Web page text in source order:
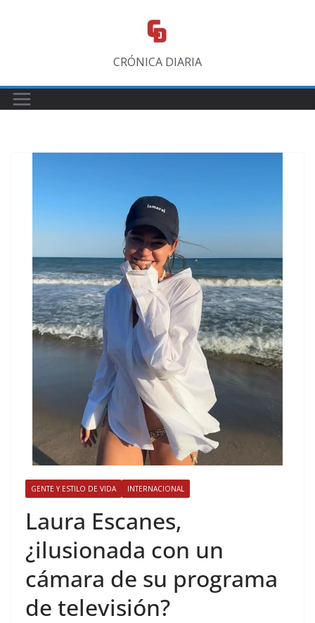
CRÓNICA DIARIA
GENTE Y ESTILO DE VIDA INTERNACIONAL
​Laura Escanes,
¿ilusionada con un
cámara de su programa
de televisión?